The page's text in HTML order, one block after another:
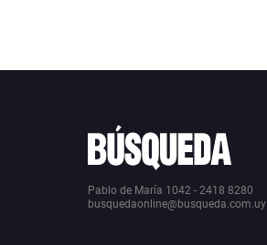
Pablo de María 1042 - 2418 8280
busquedaonline@busqueda.com.uy